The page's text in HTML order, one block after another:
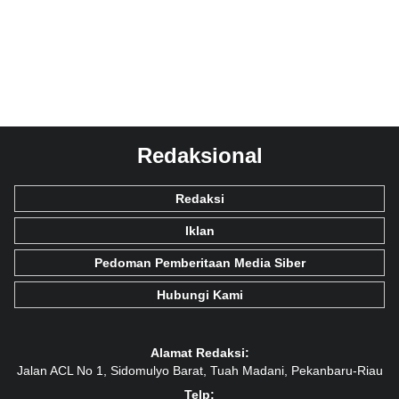
Redaksional
Redaksi
Iklan
Pedoman Pemberitaan Media Siber
Hubungi Kami
Alamat Redaksi:
Jalan ACL No 1, Sidomulyo Barat, Tuah Madani, Pekanbaru-Riau
Telp: